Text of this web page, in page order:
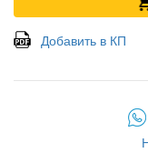
Добавить в КП